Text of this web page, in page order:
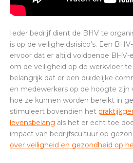
Ieder bedrijf dient de BHV te
is op de veiligheidsrisico’s. Een
ervoor dat er altijd voldoende BHV-
om de veiligheid op de werkvloer
belangrijk dat er een duidelijke
en medewerkers op de hoogte zijn
hoe ze kunnen worden bereikt in
stimuleert bovendien het
levensbelang als het er echt toe
impact van bedrijfscultuur op
over veiligheid en gezondheid op